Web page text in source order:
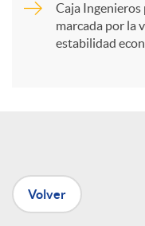
n
Caja Ingenieros
marcada por la
estabilidad
Volver